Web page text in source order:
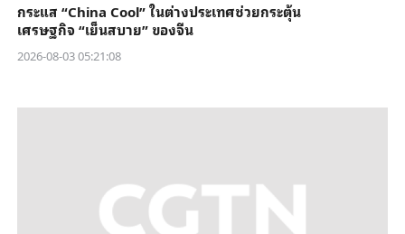
กระแส “China Cool” ในต่างประเทศช่วยกระตุ้น
เศรษฐกิจ “เย็นสบาย” ของจีน
2026-08-03 05:21:08